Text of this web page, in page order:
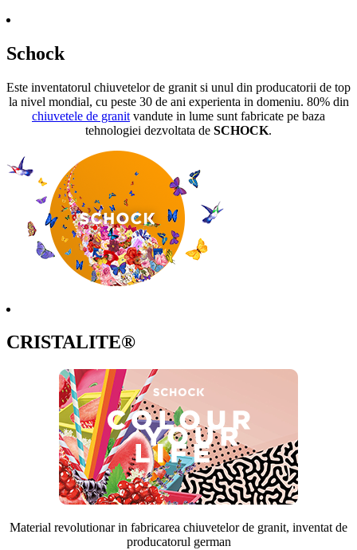
Schock
Este inventatorul chiuvetelor de granit si unul din producatorii de top
la nivel mondial, cu peste 30 de ani experienta in domeniu. 80% din
chiuvetele de granit vandute in lume sunt fabricate pe baza
tehnologiei dezvoltata de SCHOCK.
CRISTALITE®
Material revolutionar in fabricarea chiuvetelor de granit, inventat de
producatorul german